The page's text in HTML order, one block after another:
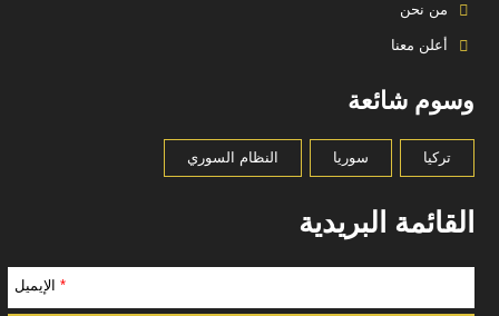
من نحن
أعلن معنا
وسوم شائعة
تركيا سوريا النظام السوري
القائمة البريدية
* الإيميل